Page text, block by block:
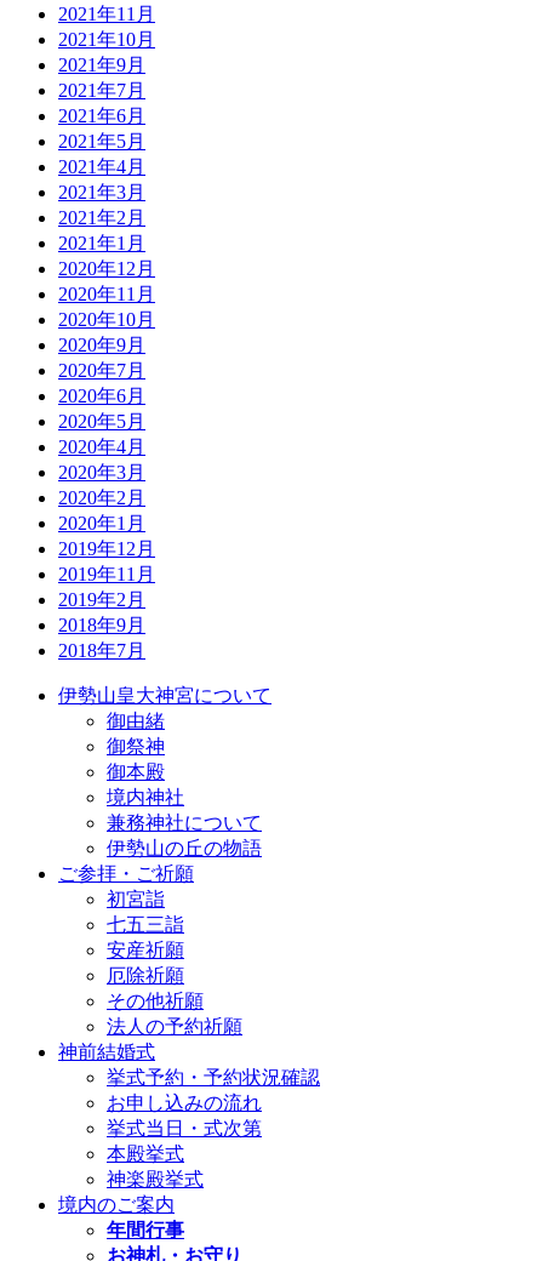
2021年11月
2021年10月
2021年9月
2021年7月
2021年6月
2021年5月
2021年4月
2021年3月
2021年2月
2021年1月
2020年12月
2020年11月
2020年10月
2020年9月
2020年7月
2020年6月
2020年5月
2020年4月
2020年3月
2020年2月
2020年1月
2019年12月
2019年11月
2019年2月
2018年9月
2018年7月
伊勢山皇大神宮について
御由緒
御祭神
御本殿
境内神社
兼務神社について
伊勢山の丘の物語
ご参拝・ご祈願
初宮詣
七五三詣
安産祈願
厄除祈願
その他祈願
法人の予約祈願
神前結婚式
挙式予約・予約状況確認
お申し込みの流れ
挙式当日・式次第
本殿挙式
神楽殿挙式
境内のご案内
年間行事
お神札・お守り